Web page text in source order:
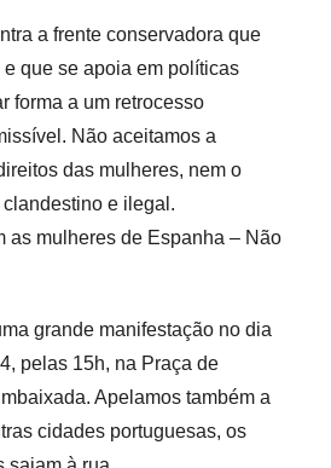
a frente conservadora que
que se apoia em políticas
forma a um retrocesso
Não aceitamos a
das mulheres, nem o
e ilegal.
as mulheres de Espanha – Não
grande manifestação no dia
pelas 15h, na Praça de
Apelamos também a
cidades portuguesas, os